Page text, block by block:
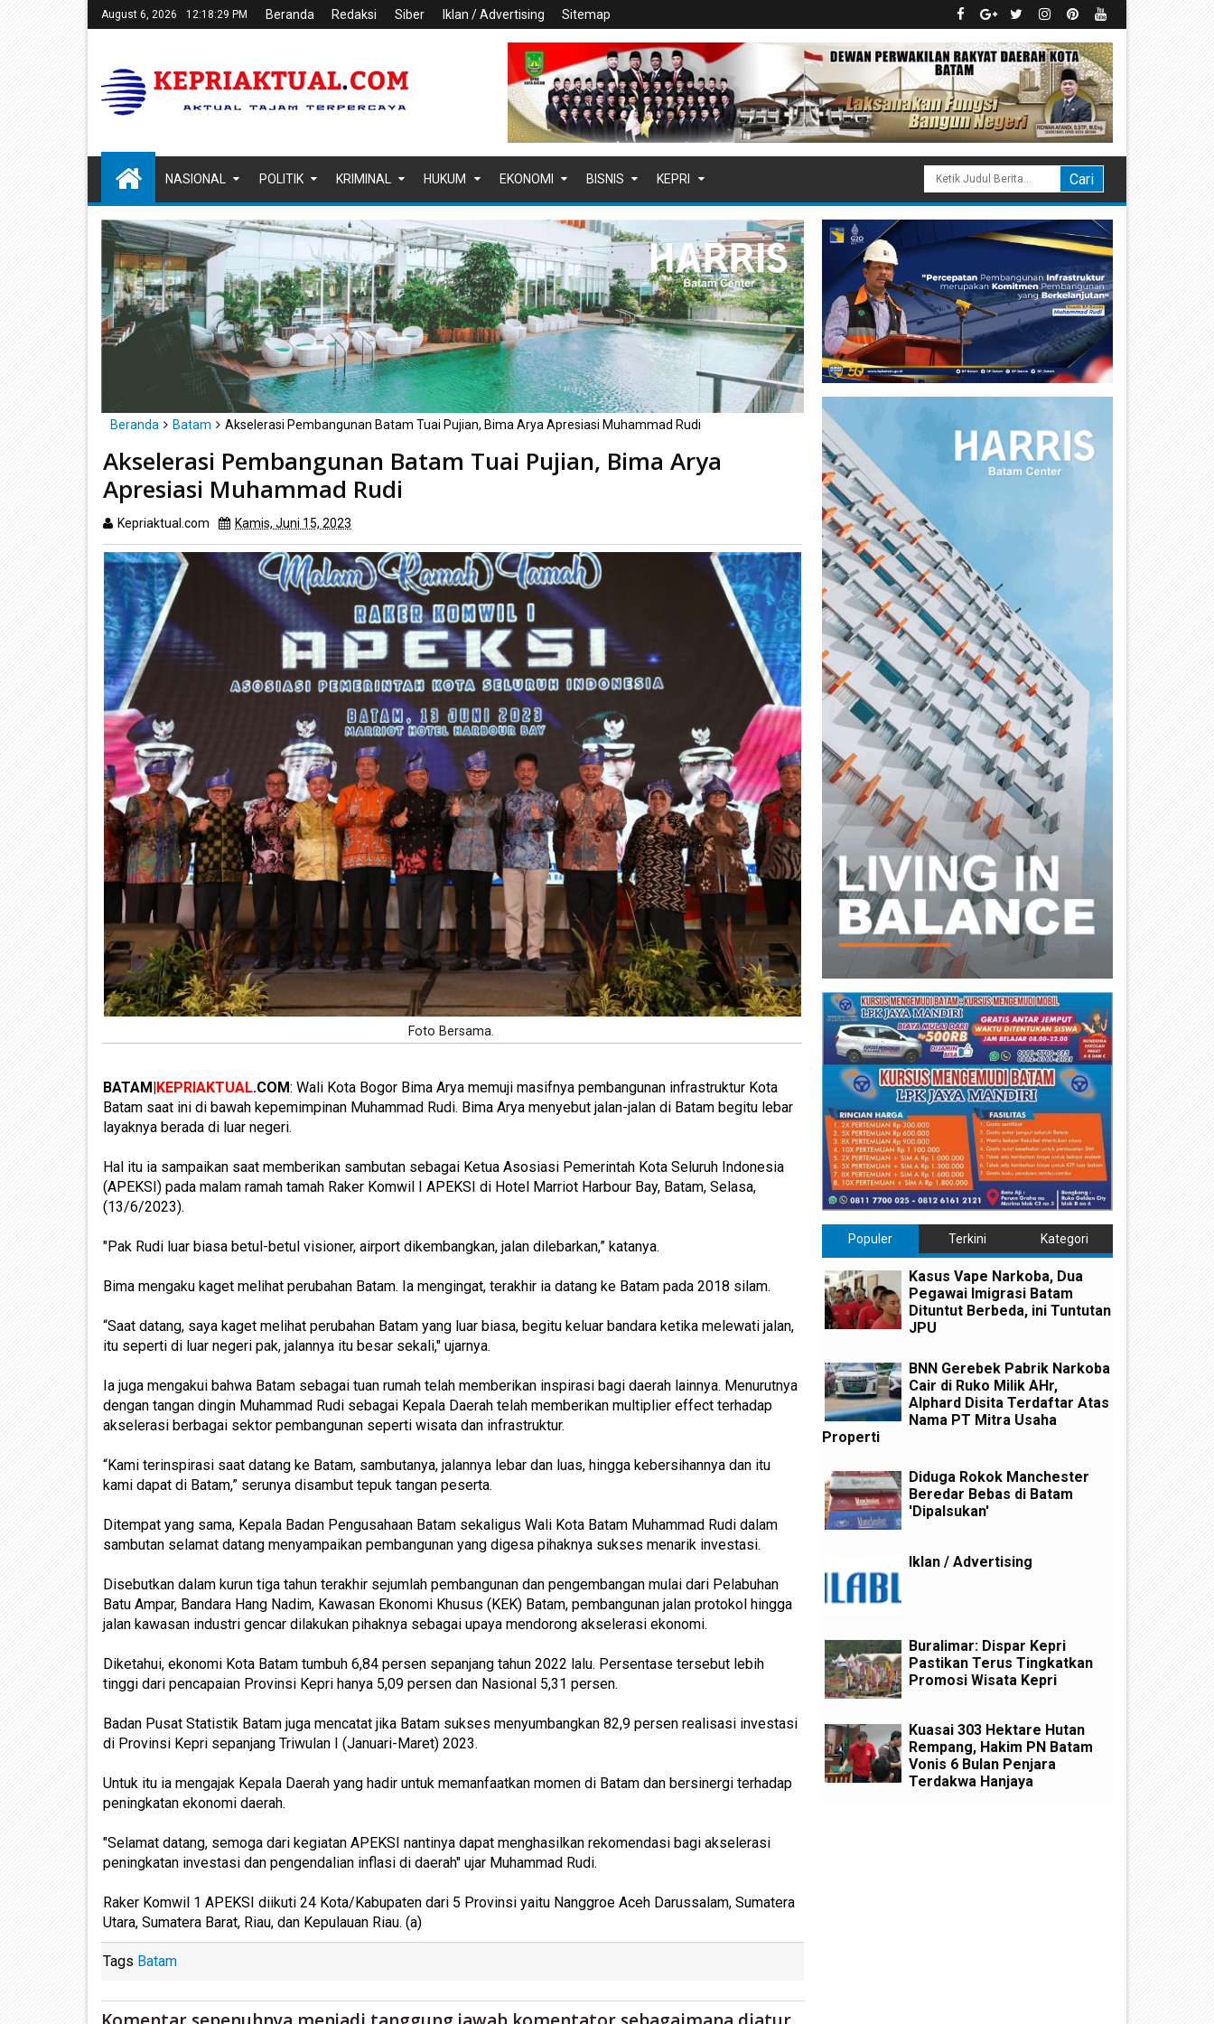
August 6, 2026 12:18:30 PM Beranda Redaksi Siber Iklan / Advertising Sitemap
NASIONAL POLITIK KRIMINAL HUKUM EKONOMI BISNIS KEPRI
Beranda Batam Akselerasi Pembangunan Batam Tuai Pujian, Bima Arya Apresiasi Muhammad Rudi
Akselerasi Pembangunan Batam Tuai Pujian, Bima Arya
Apresiasi Muhammad Rudi
Kepriaktual.com Kamis, Juni 15, 2023
Foto Bersama.
BATAM|KEPRIAKTUAL.COM: Wali Kota Bogor Bima Arya memuji masifnya pembangunan infrastruktur Kota
Batam saat ini di bawah kepemimpinan Muhammad Rudi. Bima Arya menyebut jalan-jalan di Batam begitu lebar
layaknya berada di luar negeri.
Hal itu ia sampaikan saat memberikan sambutan sebagai Ketua Asosiasi Pemerintah Kota Seluruh Indonesia
(APEKSI) pada malam ramah tamah Raker Komwil I APEKSI di Hotel Marriot Harbour Bay, Batam, Selasa,
(13/6/2023).
"Pak Rudi luar biasa betul-betul visioner, airport dikembangkan, jalan dilebarkan,” katanya.
Bima mengaku kaget melihat perubahan Batam. Ia mengingat, terakhir ia datang ke Batam pada 2018 silam.
“Saat datang, saya kaget melihat perubahan Batam yang luar biasa, begitu keluar bandara ketika melewati jalan,
itu seperti di luar negeri pak, jalannya itu besar sekali," ujarnya.
Ia juga mengakui bahwa Batam sebagai tuan rumah telah memberikan inspirasi bagi daerah lainnya. Menurutnya
dengan tangan dingin Muhammad Rudi sebagai Kepala Daerah telah memberikan multiplier effect terhadap
akselerasi berbagai sektor pembangunan seperti wisata dan infrastruktur.
“Kami terinspirasi saat datang ke Batam, sambutanya, jalannya lebar dan luas, hingga kebersihannya dan itu
kami dapat di Batam,” serunya disambut tepuk tangan peserta.
Ditempat yang sama, Kepala Badan Pengusahaan Batam sekaligus Wali Kota Batam Muhammad Rudi dalam
sambutan selamat datang menyampaikan pembangunan yang digesa pihaknya sukses menarik investasi.
Disebutkan dalam kurun tiga tahun terakhir sejumlah pembangunan dan pengembangan mulai dari Pelabuhan
Batu Ampar, Bandara Hang Nadim, Kawasan Ekonomi Khusus (KEK) Batam, pembangunan jalan protokol hingga
jalan kawasan industri gencar dilakukan pihaknya sebagai upaya mendorong akselerasi ekonomi.
Diketahui, ekonomi Kota Batam tumbuh 6,84 persen sepanjang tahun 2022 lalu. Persentase tersebut lebih
tinggi dari pencapaian Provinsi Kepri hanya 5,09 persen dan Nasional 5,31 persen.
Badan Pusat Statistik Batam juga mencatat jika Batam sukses menyumbangkan 82,9 persen realisasi investasi
di Provinsi Kepri sepanjang Triwulan I (Januari-Maret) 2023.
Untuk itu ia mengajak Kepala Daerah yang hadir untuk memanfaatkan momen di Batam dan bersinergi terhadap
peningkatan ekonomi daerah.
"Selamat datang, semoga dari kegiatan APEKSI nantinya dapat menghasilkan rekomendasi bagi akselerasi
peningkatan investasi dan pengendalian inflasi di daerah" ujar Muhammad Rudi.
Raker Komwil 1 APEKSI diikuti 24 Kota/Kabupaten dari 5 Provinsi yaitu Nanggroe Aceh Darussalam, Sumatera
Utara, Sumatera Barat, Riau, dan Kepulauan Riau. (a)
Tags Batam
Populer Terkini Kategori
Kasus Vape Narkoba, Dua
Pegawai Imigrasi Batam
Dituntut Berbeda, ini Tuntutan
JPU
BNN Gerebek Pabrik Narkoba
Cair di Ruko Milik AHr,
Alphard Disita Terdaftar Atas
Nama PT Mitra Usaha
Properti
Diduga Rokok Manchester
Beredar Bebas di Batam
'Dipalsukan'
Iklan / Advertising
Buralimar: Dispar Kepri
Pastikan Terus Tingkatkan
Promosi Wisata Kepri
Kuasai 303 Hektare Hutan
Rempang, Hakim PN Batam
Vonis 6 Bulan Penjara
Terdakwa Hanjaya